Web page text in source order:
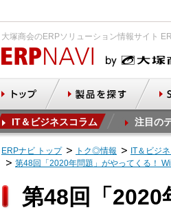
大塚商会のERPソリューション情報サイト
IT＆ビジネスコラム 注目の
ERPナビ トップ トク◎情報 IT＆ビジ
第48回「2020年問題」がやってくる！
第48回「